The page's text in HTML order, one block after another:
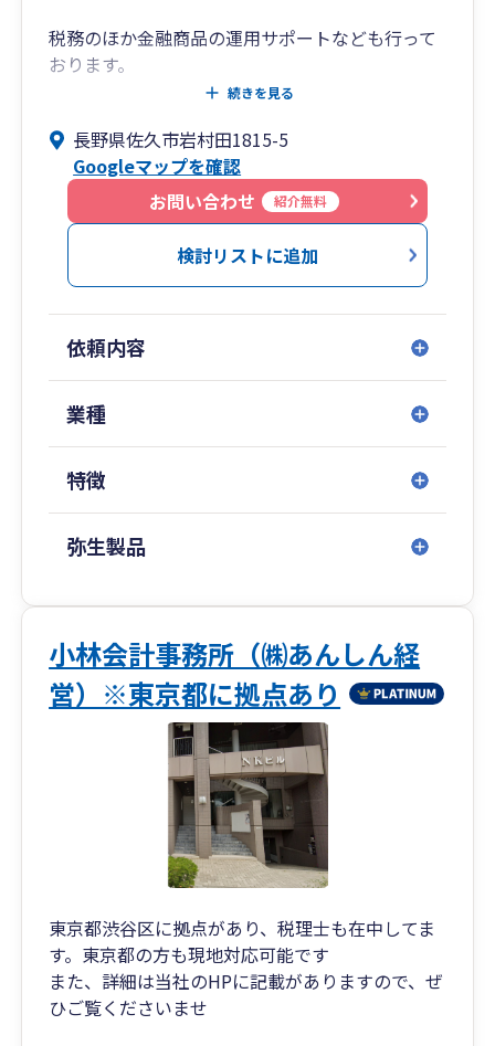
税務のほか金融商品の運用サポートなども行って
おります。
税理士のほかに証券アナリスト資格も有してお
ポートなどをしておりました。
税務については通常の法人申告・確定申告のほか
相続・贈与・財産評価なども得意とします。
クラウド会計ソフトをメインで扱っており、全国
どちらでも対応しております。
きます。
続きを見る
長野県佐久市岩村田1815-5
Googleマップを確認
お問い合わせ
紹介無料
検討リストに追加
依頼内容
業種
特徴
弥生製品
小林会計事務所（㈱あんしん経
営）※東京都に拠点あり
東京都渋谷区に拠点があり、税理士も在中してま
す。東京都の方も現地対応可能です
また、詳細は当社のHPに記載がありますので、ぜ
ひご覧くださいませ